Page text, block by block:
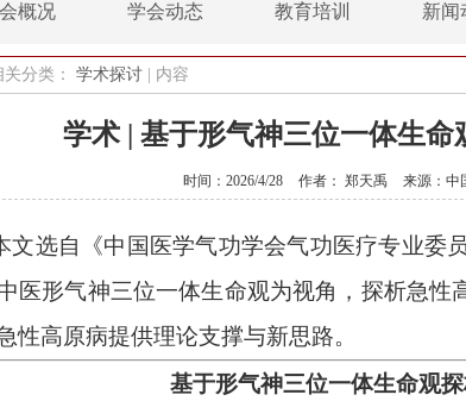
概况 学会动态 教育培训 新闻
关分类： 学术探讨 内容
学术 | 基于形气神三位一体生命
时间：2026/4/28 作者： 郑天禹 来源：中
文选自《中国医学气功学会气功医疗专业委
医形气神三位一体生命观为视角，探析急性
性高原病提供理论支撑与新思路。
基于形气神三位一体生命观